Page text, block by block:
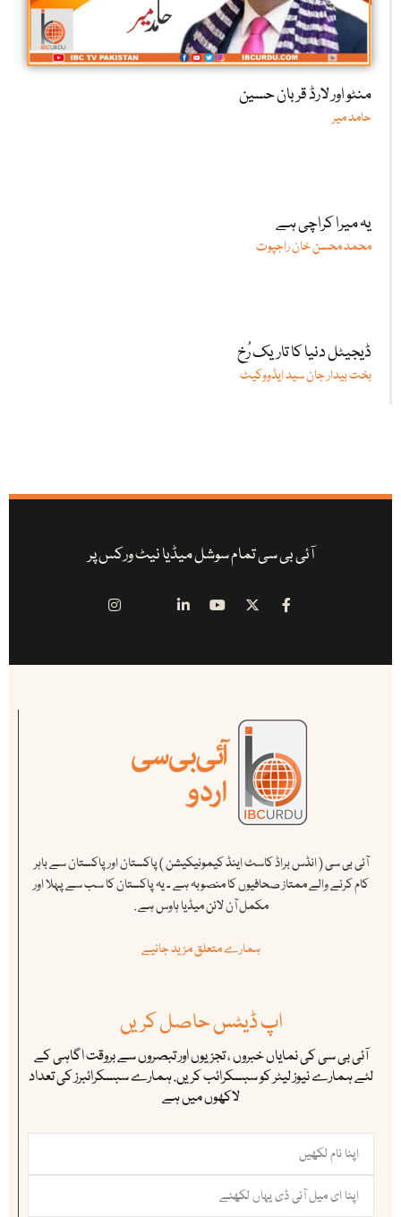
منٹو اور لارڈ قربان حسین
حامد میر
یہ میرا کراچی ہے
محمد محسن خان راجپوت
ڈیجیٹل دنیا کا تاریک رُخ
بخت بیدار جان سید ایڈووکیٹ
آئی بی سی تمام سوشل میڈیا نیٹ ورکس پر
آئی بی سی ( انڈس براڈ کاسٹ اینڈ کیمونیکیشن ) پاکستان اور پاکستان سے باہر
کام کرنے والے ممتاز صحافیوں کا منصوبہ ہے ۔ یہ پاکستان کا سب سے پہلا اور
مکمل آن لائن میڈیا ہاوس ہے .
ہمارے متعلق مزید جانیے
اپ ڈیٹس حاصل کریں
آئی بی سی کی نمایاں خبروں ، تجزیوں اور تبصروں سے بروقت اگاہی کے
لئے ہمارے نیوز لیٹر کو سبسکرائب کریں. ہمارے سبسکرائبرز کی تعداد
لاکھوں میں ہے